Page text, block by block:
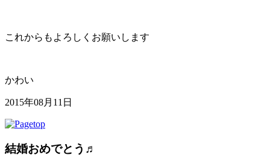
これからもよろしくお願いします
かわい
2015年08月11日
結婚おめでとう♬